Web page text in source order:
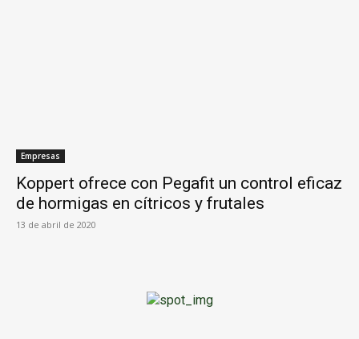
Empresas
Koppert ofrece con Pegafit un control eficaz
de hormigas en cítricos y frutales
13 de abril de 2020